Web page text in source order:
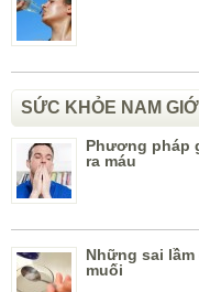
SỨC KHỎE NAM GIỚI
Phương pháp
ra máu
Những sai
muối